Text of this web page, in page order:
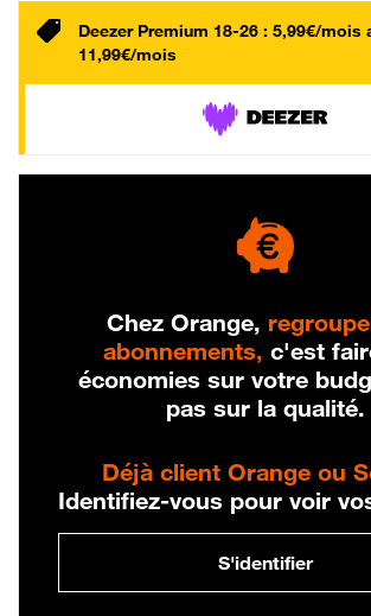
Deezer Premium 18-26 : 5,99€/mois
11,99€/mois
Chez Orange,
abonnements, c'est
économies sur votre
pas sur la qualité.
Déjà client Orange ou
Identifiez-vous pour voir
S'identifier